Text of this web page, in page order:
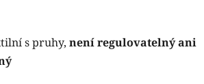
s pruhy, není regulovatelný ani